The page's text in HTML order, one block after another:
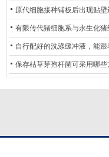
体生成抗鼠抗体（HAMA）的
原代细胞接种铺板后出现贴壁
缓、悬浮细胞数量偏多的现象
主要诱因
有限传代猪细胞系与永生化猪
胞系，二者在增殖存活周期上
什么区别？
自行配好的洗涤缓冲液，能跟
试剂盒原装干粉放一处储存吗
保存枯草芽孢杆菌可采用哪些